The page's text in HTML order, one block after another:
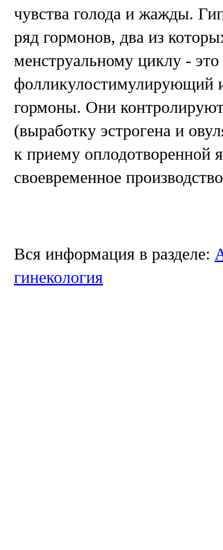
чувства голода и жажды.
ряд гормонов, два из
менструальному циклу - это
фолликулостимулирующий
гормоны. Они
(выработку эстрогена и
к приему оплодотворенной
своевременное
Вся информация в разделе:
гинекология